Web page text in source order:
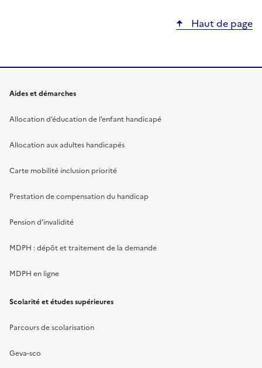
Haut de page
Aides et démarches
Allocation d’éducation de l’enfant handicapé
Allocation aux adultes handicapés
Carte mobilité inclusion priorité
Prestation de compensation du handicap
Pension d'invalidité
MDPH : dépôt et traitement de la demande
MDPH en ligne
Scolarité et études supérieures
Parcours de scolarisation
Geva-sco